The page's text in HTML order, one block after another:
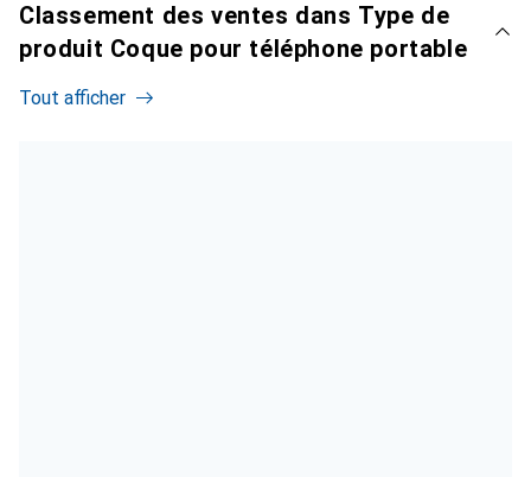
Classement des ventes dans Type de
produit Coque pour téléphone portable
Tout afficher